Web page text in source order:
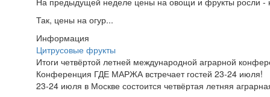
Так, цены на огур...
Информация
Цитрусовые фрукты
Итоги четвёртой летней международной аграрной
Конференция ГДЕ МАРЖА встречает гостей 23-24 июля!
23-24 июля в Москве состоится четвёртая летняя